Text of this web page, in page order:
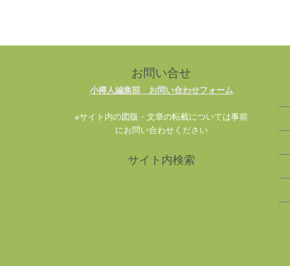
お問い合せ
小樽人編集部 お問い合わせフォーム
※サイト内の図版・文章の転載については事前
にお問い合わせください
サイト内検索